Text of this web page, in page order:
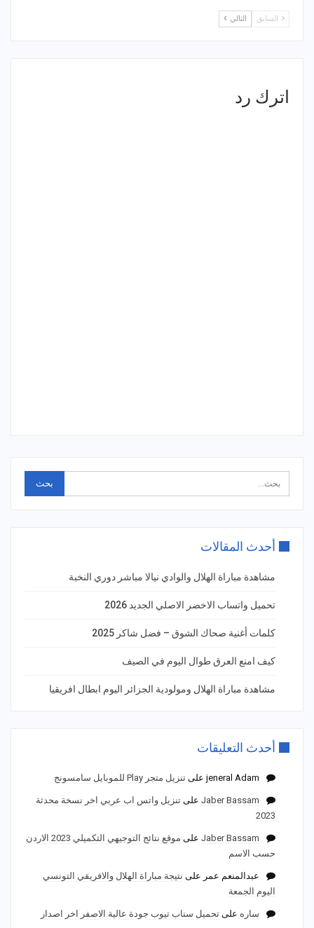
السابق التالي
اترك رد
أحدث المقالات
مشاهدة مباراة الهلال والوادي نيالا مباشر دوري النخبة
تحميل واتساب الاخضر الاصلي الجديد 2026
كلمات أغنية صحاك الشوق – فضل شاكر 2025
كيف امنع العرق طوال اليوم في الصيف
مشاهدة مباراة الهلال ومولودية الجزائر اليوم ابطال افريقيا
أحدث التعليقات
jeneral Adam على تنزيل متجر Play للموبايل سامسونج
Jaber Bassam على تنزيل واتس اب عربي اخر نسخة محدثة
2023
Jaber Bassam على
موقع نتائج التوجيهي التكميلي 2023 الاردن
حسب الاسم
عبدالمنعم عمر على نتيجة مباراة الهلال والافريقي التونسي
اليوم الجمعة
ساره على تحميل سناب تيوب جودة عالية الاصفر اخر اصدار